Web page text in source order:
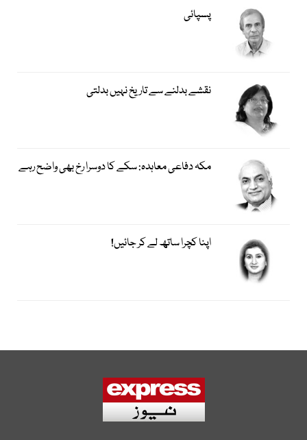
پسپائی
نقشے بدلنے سے تاریخ نہیں بدلتی
مکہ دفاعی معاہدہ: سکے کا دوسرا رخ بھی واضح رہے
اپنا کچرا ساتھ لے کر جائیں!